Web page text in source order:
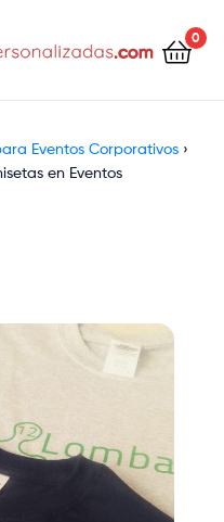
0
Eventos Corporativos ›
en Eventos